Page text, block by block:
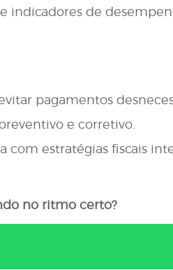
indicadores de
pagamentos
e corretivo.
com estratégias fiscais
no ritmo certo?